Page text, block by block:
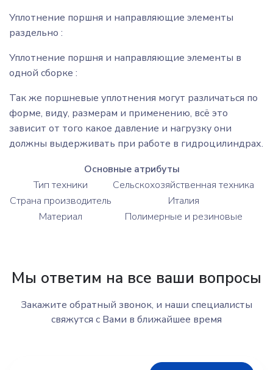
Уплотнение поршня и направляющие элементы
раздельно :
Уплотнение поршня и направляющие элементы в
одной сборке :
Так же поршневые уплотнения могут различаться по
форме, виду, размерам и применению, всё это
зависит от того какое давление и нагрузку они
должны выдерживать при работе в гидроцилиндрах.
Основные атрибуты
Тип техники
Сельскохозяйственная техника
Страна производитель
Италия
Материал
Полимерные и резиновые
Мы ответим на все ваши вопросы
Закажите обратный звонок, и наши специалисты
свяжутся с Вами в ближайшее время